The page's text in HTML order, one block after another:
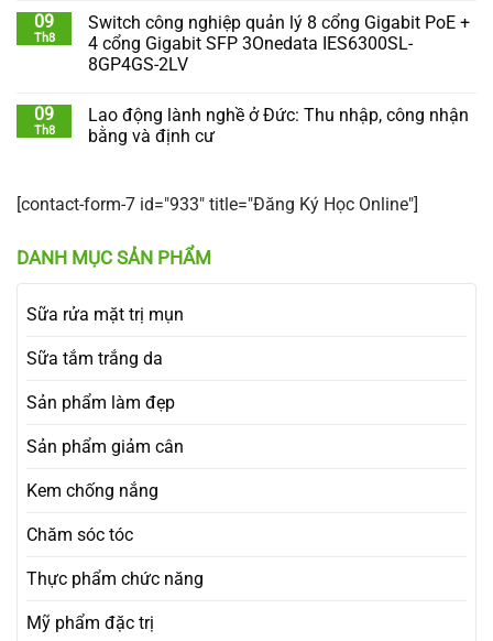
09
Th8
Switch công nghiệp quản lý 8 cổng Gigabit PoE +
4 cổng Gigabit SFP 3Onedata IES6300SL-
8GP4GS-2LV
09
Th8
Lao động lành nghề ở Đức: Thu nhập, công nhận
bằng và định cư
[contact-form-7 id="933" title="Đăng Ký Học Online"]
DANH MỤC SẢN PHẨM
Sữa rửa mặt trị mụn
Sữa tắm trắng da
Sản phẩm làm đẹp
Sản phẩm giảm cân
Kem chống nắng
Chăm sóc tóc
Thực phẩm chức năng
Mỹ phẩm đặc trị